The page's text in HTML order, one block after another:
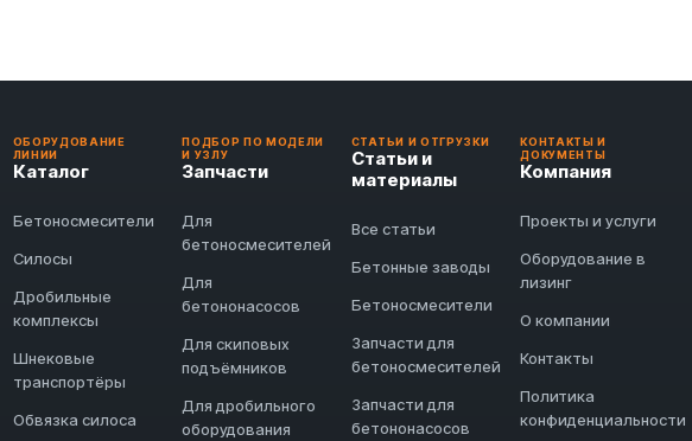
ОБОРУДОВАНИЕ
ЛИНИИ
Каталог
Бетоносмесители
Силосы
Дробильные
комплексы
Шнековые
транспортёры
Обвязка силоса
ПОДБОР ПО МОДЕЛИ
И УЗЛУ
Запчасти
Для
бетоносмесителей
Для
бетононасосов
Для скиповых
подъёмников
Для дробильного
оборудования
СТАТЬИ И ОТГРУЗКИ
Статьи и
материалы
Все статьи
Бетонные заводы
Бетоносмесители
Запчасти для
бетоносмесителей
Запчасти для
бетононасосов
КОНТАКТЫ И
ДОКУМЕНТЫ
Компания
Проекты и услуги
Оборудование в
лизинг
О компании
Контакты
Политика
конфиденциальности